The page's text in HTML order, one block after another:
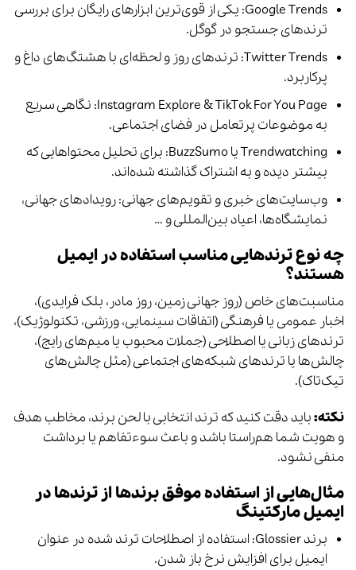
Google Trends: یکی از قوی‌ترین ابزارهای رایگان برای بررسی
ترندهای جستجو در گوگل.
Twitter Trends: ترندهای روز و لحظه‌ای با هشتگ‌های داغ و
پرکاربرد.
Instagram Explore & TikTok For You Page: نگاهی سریع
به موضوعات پرتعامل در فضای اجتماعی.
Trendwatching یا BuzzSumo: برای تحلیل محتواهایی که
بیشتر دیده و به اشتراک گذاشته شده‌اند.
وب‌سایت‌های خبری و تقویم‌های جهانی: رویدادهای جهانی،
نمایشگاه‌ها، اعیاد بین‌المللی و …
چه نوع ترندهایی مناسب استفاده در ایمیل
هستند؟
مناسبت‌های خاص (روز جهانی زمین، روز مادر، بلک فرایدی)،
اخبار عمومی یا فرهنگی (اتفاقات سینمایی، ورزشی، تکنولوژیک)،
ترندهای زبانی یا اصطلاحی (جملات محبوب یا میم‌های رایج)،
چالش‌ها یا ترندهای شبکه‌های اجتماعی (مثل چالش‌های
تیک‌تاک).
نکته:باید دقت کنید که ترند انتخابی با لحن برند، مخاطب هدف
و هویت شما هم‌راستا باشد و باعث سوءتفاهم یا برداشت
منفی نشود.
مثال‌هایی از استفاده موفق برندها از ترندها در
ایمیل مارکتینگ
برند Glossier: استفاده از اصطلاحات ترند شده در عنوان
ایمیل برای افزایش نرخ باز شدن.